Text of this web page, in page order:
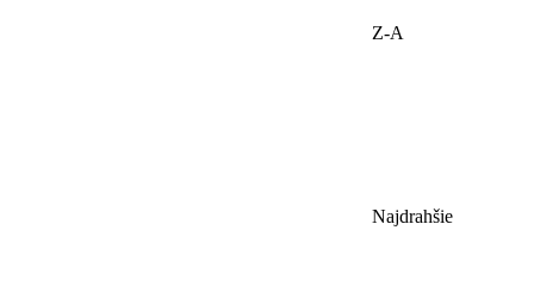
Z-A
Najdrahšie